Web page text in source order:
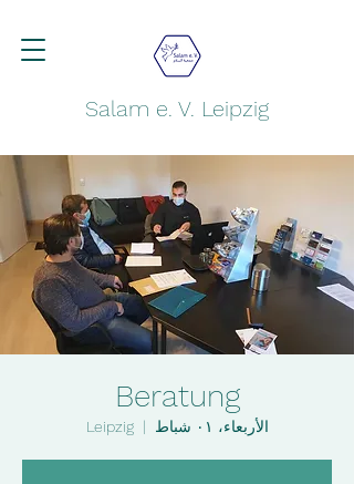
Salam e. V. Leipzig
Beratung
الأربعاء، ٠١ شباط
  |
Leipzig